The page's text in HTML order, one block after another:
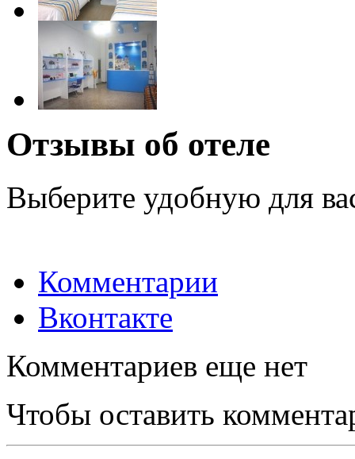
Отзывы об отеле
Выберите удобную для
Комментарии
Вконтакте
Комментариев еще нет
Чтобы оставить